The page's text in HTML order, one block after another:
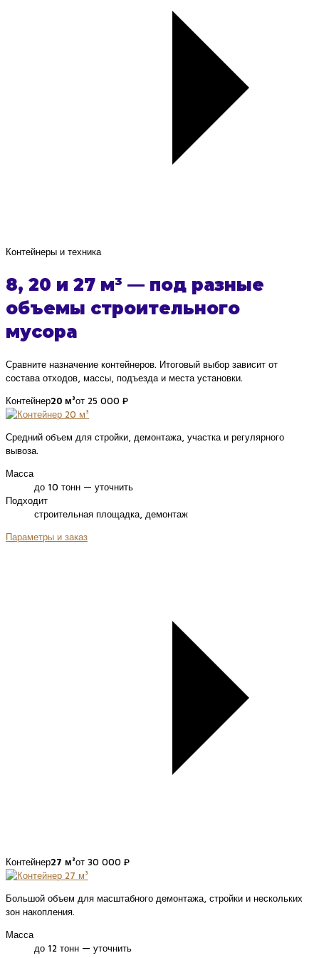
Контейнеры и техника
8, 20 и 27 м³ — под разные
объемы строительного
мусора
Сравните назначение контейнеров. Итоговый выбор зависит от
состава отходов, массы, подъезда и места установки.
Контейнер20 м³от 25 000 ₽
Средний объем для стройки, демонтажа, участка и регулярного
вывоза.
Масса
до 10 тонн — уточнить
Подходит
строительная площадка, демонтаж
Параметры и заказ
Контейнер27 м³от 30 000 ₽
Большой объем для масштабного демонтажа, стройки и нескольких
зон накопления.
Масса
до 12 тонн — уточнить